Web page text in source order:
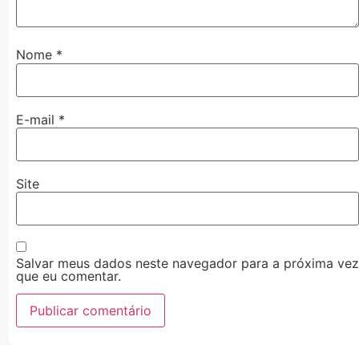
Nome *
E-mail *
Site
Salvar meus dados neste navegador para a próxima vez
que eu comentar.